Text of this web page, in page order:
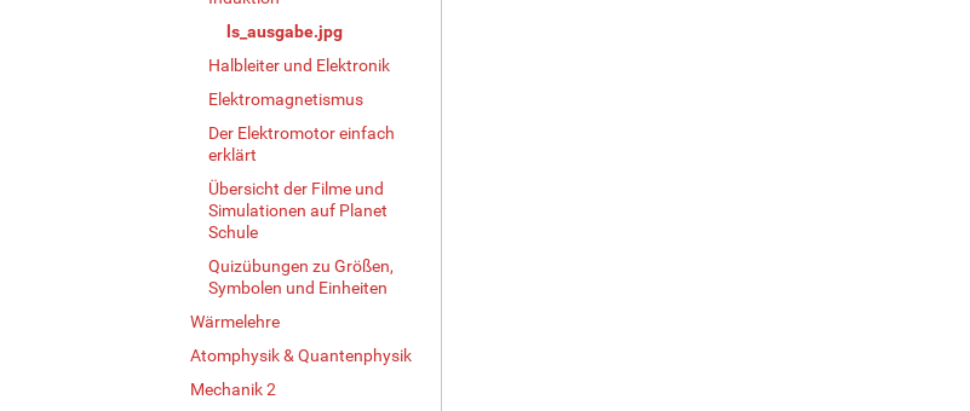
ls_ausgabe.jpg
Halbleiter und Elektronik
Elektromagnetismus
Der Elektromotor einfach
erklärt
Übersicht der Filme und
Simulationen auf Planet
Schule
Quizübungen zu Größen,
Symbolen und Einheiten
Wärmelehre
Atomphysik & Quantenphysik
Mechanik 2